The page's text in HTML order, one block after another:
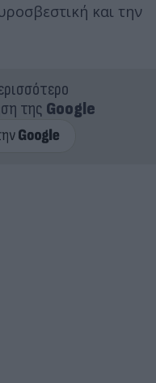
και την
της Google